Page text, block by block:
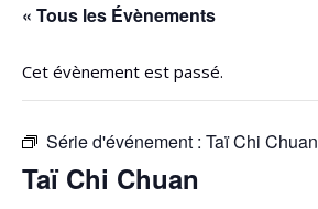
« Tous les Évènements
Cet évènement est passé.
Série d'événement : Taï Chi Chuan
Taï Chi Chuan